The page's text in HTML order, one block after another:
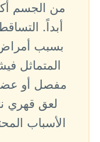
من الجسم
أبداً.
بسبب أمراض
المتماثل
مفصل أو
لعق قهري
الأسباب